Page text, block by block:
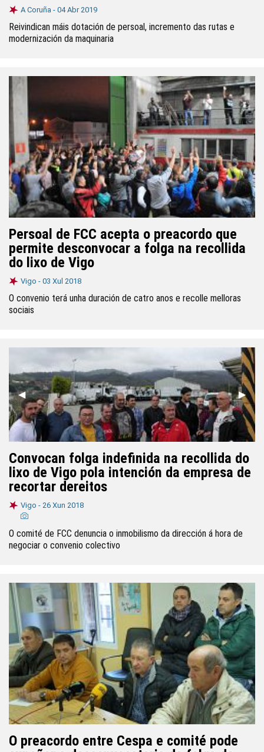
A Coruña - 04 Abr 2019
Reivindican máis dotación de persoal, incremento das rutas e
modernización da maquinaria
Persoal de FCC acepta o preacordo que
permite desconvocar a folga na recollida
do lixo de Vigo
Vigo - 03 Xul 2018
O convenio terá unha duración de catro anos e recolle melloras
sociais
Anterior
◀︎ ▶︎
Convocan folga indefinida na recollida do
lixo de Vigo pola intención da empresa de
recortar dereitos
Vigo - 26 Xun 2018
O comité de FCC denuncia o inmobilismo da dirección á hora de
negociar o convenio colectivo
O preacordo entre Cespa e comité pode